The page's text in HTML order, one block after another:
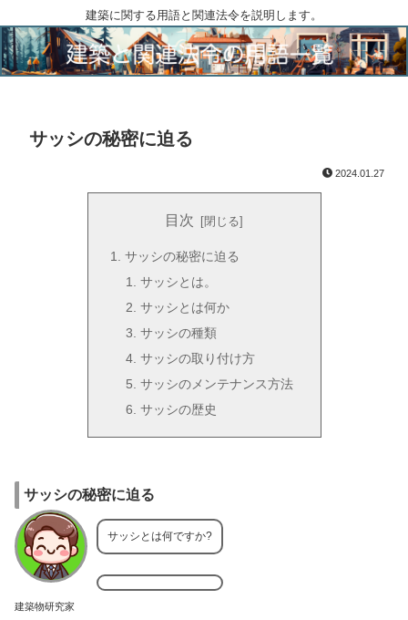
建築に関する用語と関連法令を説明します。
サッシの秘密に迫る
2024.01.27
目次
サッシの秘密に迫る
サッシとは。
サッシとは何か
サッシの種類
サッシの取り付け方
サッシのメンテナンス方法
サッシの歴史
サッシの秘密に迫る
建築物研究家
サッシとは何ですか?